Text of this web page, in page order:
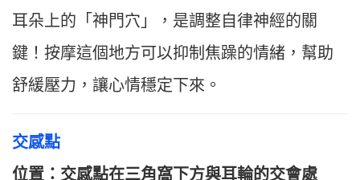
耳朵上的「神門穴」，是調整自律神經的關
鍵！按摩這個地方可以抑制焦躁的情緒，幫助
舒緩壓力，讓心情穩定下來。
交感點
位置：交感點在三角窩下方與耳輪的交會處